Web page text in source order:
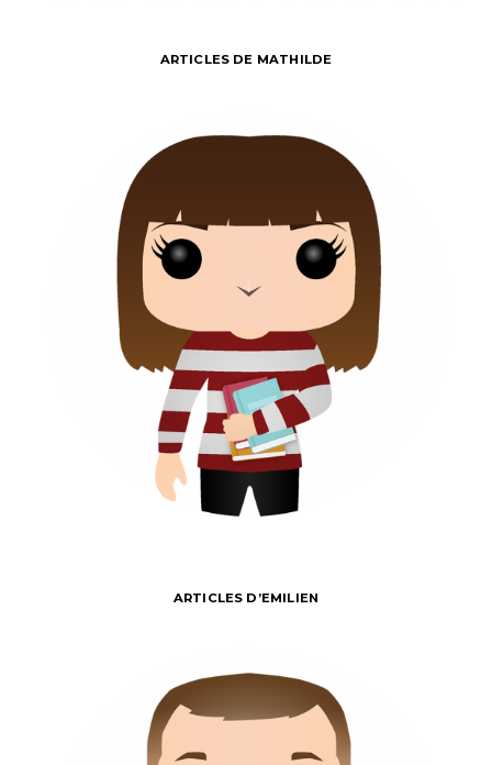
ARTICLES DE MATHILDE
ARTICLES D’EMILIEN